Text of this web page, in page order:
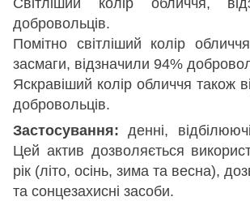
Світліший колір обличчя,
добровольців.
Помітно світліший колір
засмаги, відзначили 94%
Яскравіший колір обличчя також
добровольців.
Застосування: денні,
Цей актив дозволяється
рік (літо, осінь, зима та весна),
та сонцезахисні засоби.